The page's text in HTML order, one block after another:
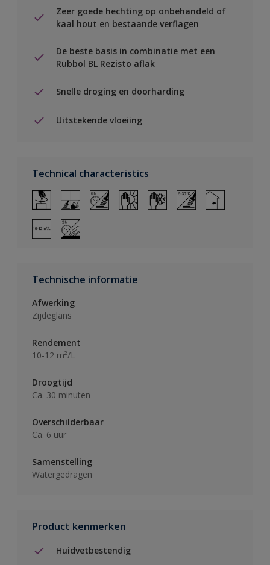
Zeer goede hechting op onbehandeld of
kaal hout en bestaande verflagen
De beste basis in combinatie met een
Rubbol BL Rezisto aflak
Snelle droging en doorharding
Uitstekende vloeiing
Technical characteristics
Technische informatie
Afwerking
Zijdeglans
Rendement
10-12 m²/L
Droogtijd
Ca. 30 minuten
Overschilderbaar
Ca. 6 uur
Samenstelling
Watergedragen
Product kenmerken
Huidvetbestendig